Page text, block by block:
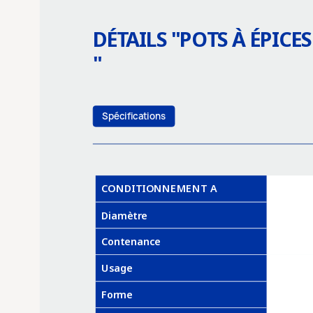
DÉTAILS "POTS À ÉPICES
"
Spécifications
CONDITIONNEMENT A
Diamètre
Contenance
Usage
Forme